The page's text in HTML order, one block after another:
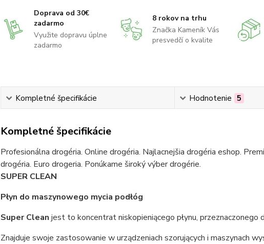
Doprava od 30€
zadarmo
Využite dopravu úplne
zadarmo
8 rokov na trhu
Značka Kameník Vás
presvedčí o kvalite
Kompletné špecifikácie Hodnotenie 5
Kompletné špecifikácie
Profesionálna drogéria. Online drogéria. Najlacnejšia drogéria eshop.
drogéria. Euro drogeria. Ponúkame široký výber drogérie.
SUPER CLEAN
Płyn do maszynowego mycia podłóg
Super Clean jest to koncentrat niskopieniącego płynu, przeznaczonego
Znajduje swoje zastosowanie w urządzeniach szorujących i maszynach